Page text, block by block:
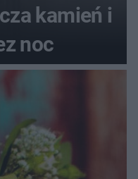
kamień i
noc